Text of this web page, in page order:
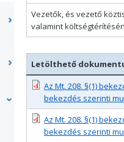
Vezetők, és vezető
valamint
Letölthető
Az Mt. 208. §(1)
bekezdés szerinti
Az Mt. 208. §(1)
bekezdés szerinti